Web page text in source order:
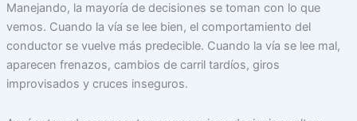
Manejando, la mayoría de decisiones se toman con lo que
vemos. Cuando la vía se lee bien, el comportamiento del
conductor se vuelve más predecible. Cuando la vía se lee mal,
aparecen frenazos, cambios de carril tardíos, giros
improvisados y cruces inseguros.